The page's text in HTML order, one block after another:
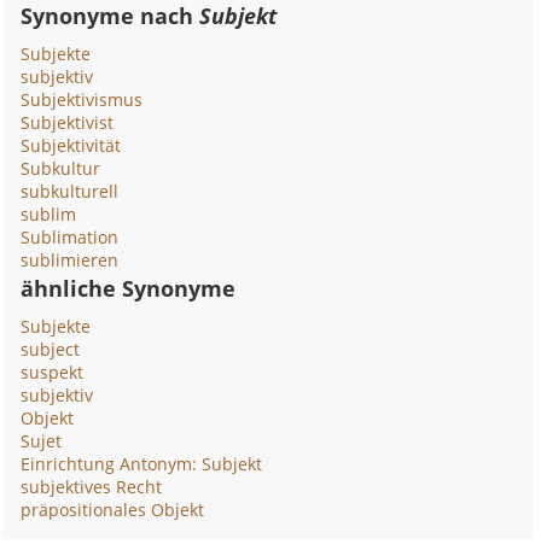
Synonyme nachSubjekt
Subjekte
subjektiv
Subjektivismus
Subjektivist
Subjektivität
Subkultur
subkulturell
sublim
Sublimation
sublimieren
ähnliche Synonyme
Subjekte
subject
suspekt
subjektiv
Objekt
Sujet
Einrichtung Antonym: Subjekt
subjektives Recht
präpositionales Objekt